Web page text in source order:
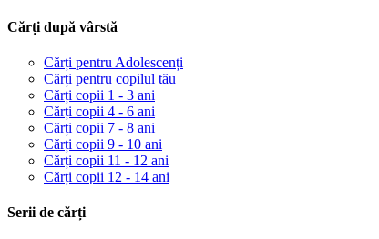
Cărți după vârstă
Cărți pentru Adolescenți
Cărți pentru copilul tău
Cărți copii 1 - 3 ani
Cărți copii 4 - 6 ani
Cărți copii 7 - 8 ani
Cărți copii 9 - 10 ani
Cărți copii 11 - 12 ani
Cărți copii 12 - 14 ani
Serii de cărți